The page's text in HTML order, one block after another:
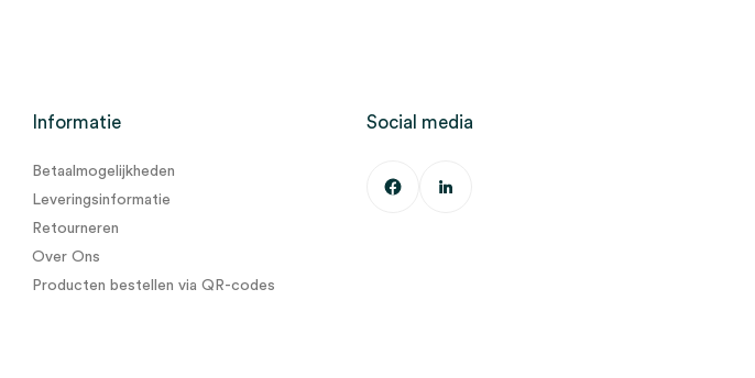
Informatie
Betaalmogelijkheden
Leveringsinformatie
Retourneren
Over Ons
Producten bestellen via QR-codes
Social media